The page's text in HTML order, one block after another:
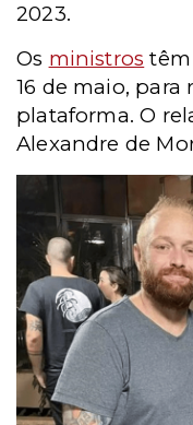
2023.
Os ministros têm
16 de maio, para
plataforma. O
Alexandre de